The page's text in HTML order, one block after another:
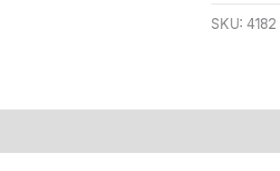
SKU: 4182